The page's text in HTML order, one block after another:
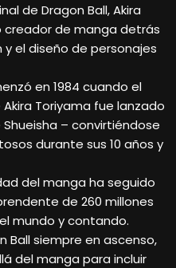
de Dragon Ball, Akira
creador de manga detrás
y el diseño de personajes
en 1984 cuando el
Toriyama fue lanzado
– convirtiéndose
durante sus 10 años y
del manga ha seguido
de 260 millones
mundo y contando.
Ball siempre en ascenso,
del manga para incluir